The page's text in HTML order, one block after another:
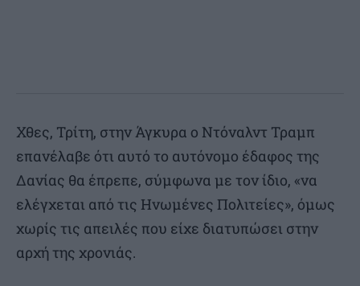
Χθες, Τρίτη, στην Άγκυρα ο Ντόναλντ Τραμπ
επανέλαβε ότι αυτό το αυτόνομο έδαφος της
Δανίας θα έπρεπε, σύμφωνα με τον ίδιο, «να
ελέγχεται από τις Ηνωμένες Πολιτείες», όμως
χωρίς τις απειλές που είχε διατυπώσει στην
αρχή της χρονιάς.